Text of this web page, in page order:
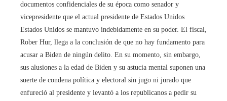
documentos confidenciales de su época como senador y
vicepresidente que el actual presidente de Estados Unidos
Estados Unidos se mantuvo indebidamente en su poder. El fiscal,
Rober Hur, llega a la conclusión de que no hay fundamento para
acusar a Biden de ningún delito. En su momento, sin embargo,
sus alusiones a la edad de Biden y su astucia mental suponen una
suerte de condena política y electoral sin jugo ni jurado que
enfureció al presidente y levantó a los republicanos a pedir su